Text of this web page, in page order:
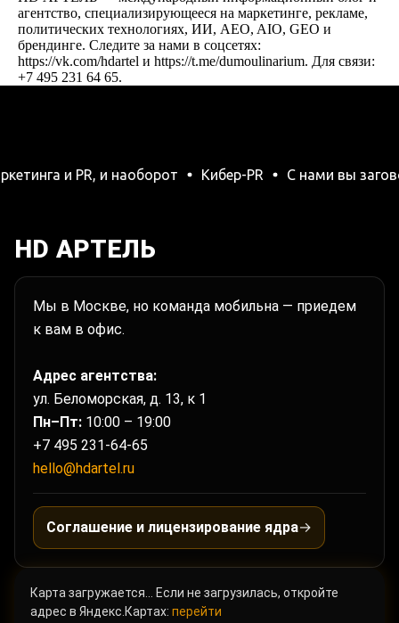
агентство, специализирующееся на маркетинге, рекламе,
политических технологиях, ИИ, AEO, AIO, GEO и
брендинге. Следите за нами в соцсетях:
https://vk.com/hdartel и https://t.me/dumoulinarium. Для связи:
+7 495 231 64 65.
и PR, и наоборот Кибер-PR С нами вы
HD АРТЕЛЬ
Мы в Москве, но команда мобильна — приедем
к вам в офис.
Адрес агентства:
ул. Беломорская, д. 13, к 1
Пн–Пт: 10:00 – 19:00
+7 495 231-64-65
hello@hdartel.ru
Соглашение и лицензирование ядра→
Карта загружается… Если не загрузилась, откройте
адрес в Яндекс.Картах: перейти